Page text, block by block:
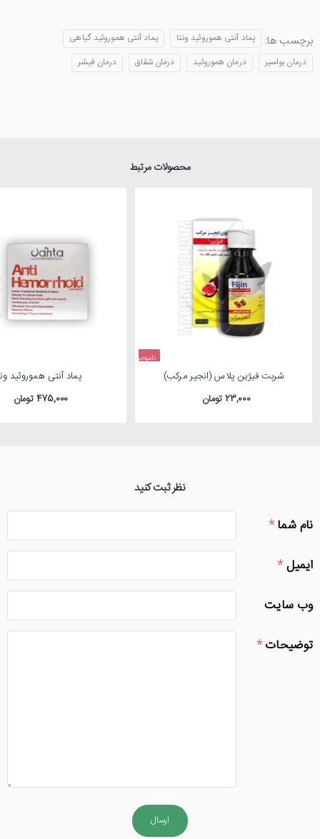
برچسب ها: پماد آنتی هموروئید ونتا
پماد آنتی هموروئید گیاهی
درمان بواسیر
درمان هموروئید درمان شقاق درمان فیشر
محصولات مرتبط
ناموجود
شربت فیژین پلاس (انجیر مرکب)
23,000 تومان
پماد آنتی هموروئید
475,000 تومان
نظر ثبت کنید
نام شما
ایمیل
وب سایت
توضیحات
ارسال